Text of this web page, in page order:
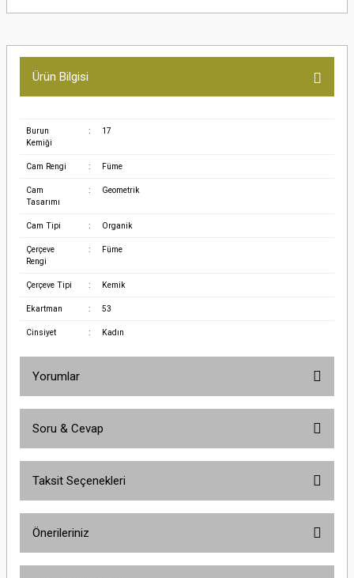
Ürün Bilgisi
Burun
Kemiği
: 17
Cam Rengi : Füme
Cam
Tasarımı
: Geometrik
Cam Tipi : Organik
Çerçeve
Rengi
: Füme
Çerçeve Tipi : Kemik
Ekartman : 53
Cinsiyet : Kadın
Yorumlar
Soru & Cevap
Taksit Seçenekleri
Önerileriniz